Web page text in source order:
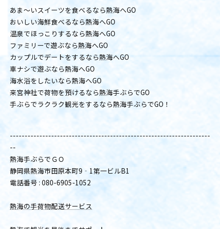
あま〜いスイーツを食べるなら熱海へGO
おいしい海鮮食べるなら熱海へGO
温泉でほっこりするなら熱海へGO
ファミリーで遊ぶなら熱海へGO
カップルでデートをするなら熱海へGO
車ナシで遊ぶなら熱海へGO
海水浴をしたいなら熱海へGO
来宮神社で荷物を預けるなら熱海手ぶらでGO
手ぶらでラクラク観光をするなら熱海手ぶらでGO！
--------------------------------------------------------------------
--
熱海手ぶらでＧＯ
静岡県熱海市田原本町9‐1第一ビルB1
電話番号 : 080-6905-1052
熱海の手荷物配送サービス